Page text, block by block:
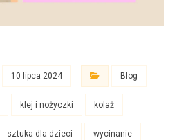
10 lipca 2024 Blog
klej i nożyczki kolaż
sztuka dla dzieci wycinanie